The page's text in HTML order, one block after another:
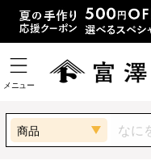
メニュー
商品